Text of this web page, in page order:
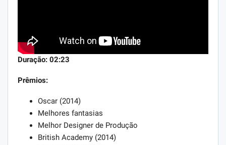
Duração: 02:23
Prêmios:
Oscar (2014)
Melhores fantasias
Melhor Designer de Produção
British Academy (2014)